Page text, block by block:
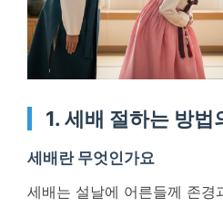
1. 세배 절하는 방법
세배란 무엇인가요
세배는 설날에 어른들께 존경